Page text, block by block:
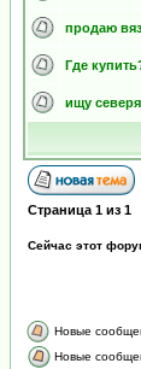
продаю
Где
ищу
Страница 1 из 1
Сейчас этот
Новые
Новые